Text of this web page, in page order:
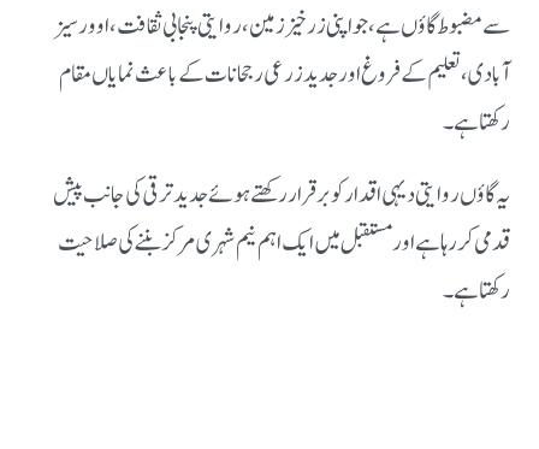
سے مضبوط گاؤں ہے، جو اپنی زرخیز زمین، روایتی پنجابی ثقافت، اوورسیز
آبادی، تعلیم کے فروغ اور جدید زرعی رجحانات کے باعث نمایاں مقام
رکھتا ہے۔
یہ گاؤں روایتی دیہی اقدار کو برقرار رکھتے ہوئے جدید ترقی کی جانب پیش
قدمی کر رہا ہے اور مستقبل میں ایک اہم نیم شہری مرکز بننے کی صلاحیت
رکھتا ہے۔